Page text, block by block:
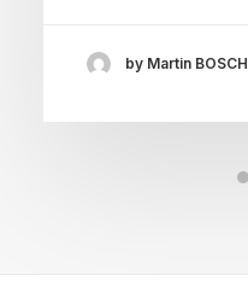
by Martin BOSCH